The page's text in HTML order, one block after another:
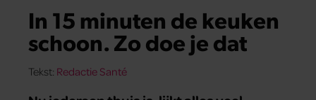
In 15 minuten de keuken
schoon. Zo doe je dat
Tekst: Redactie Santé